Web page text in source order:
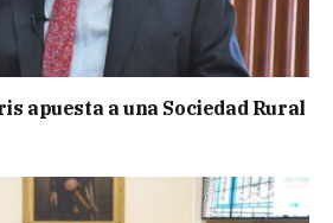
apuesta a una Sociedad Rural